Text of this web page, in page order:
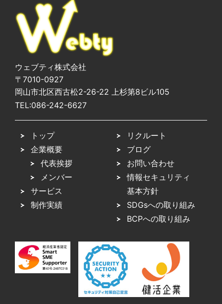
ウェブティ株式会社
〒7010-0927
岡山市北区西古松2-26-22 上杉第8ビル105
TEL:086-242-6627
トップ
企業概要
代表挨拶
メンバー
サービス
制作実績
リクルート
ブログ
お問い合わせ
情報セキュリティ
基本方針
SDGsへの取り組み
BCPへの取り組み